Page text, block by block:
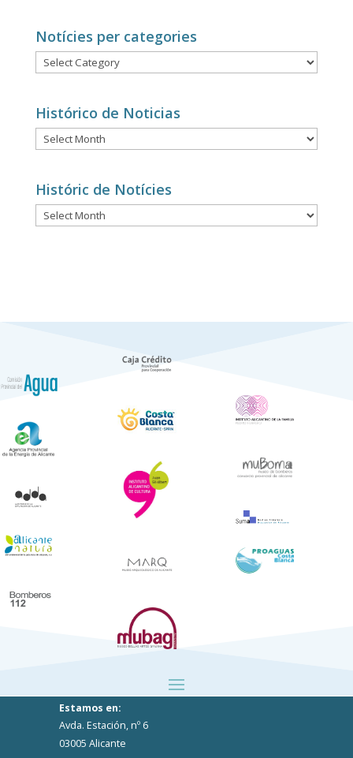
Notícies per categories
Notícies
per
Histórico de Noticias
Histórico
de
Históric de Notícies
Históric
de
Estamos en:
Avda. Estación, nº 6
03005 Alicante